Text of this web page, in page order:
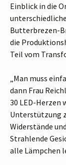
Einblick in die
Butterbrezen-
die
Teil vom
„Man muss
dann Frau
30 LED-Herzen
Unterstützung
Widerstände
Strahlende
alle Lämpchen